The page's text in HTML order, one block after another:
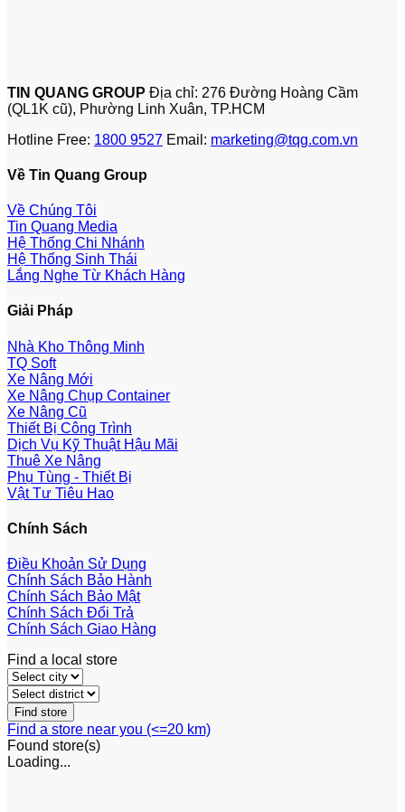
TIN QUANG GROUP Địa chỉ: 276 Đường Hoàng Cầm
(QL1K cũ), Phường Linh Xuân, TP.HCM
Hotline Free: 1800 9527 Email: marketing@tqg.com.vn
Về Tin Quang Group
Về Chúng Tôi
Tin Quang Media
Hệ Thống Chi Nhánh
Hệ Thống Sinh Thái
Lắng Nghe Từ Khách Hàng
Giải Pháp
Nhà Kho Thông Minh
TQ Soft
Xe Nâng Mới
Xe Nâng Chụp Container
Xe Nâng Cũ
Thiết Bị Công Trình
Dịch Vụ Kỹ Thuật Hậu Mãi
Thuê Xe Nâng
Phụ Tùng - Thiết Bị
Vật Tư Tiêu Hao
Chính Sách
Điều Khoản Sử Dụng
Chính Sách Bảo Hành
Chính Sách Bảo Mật
Chính Sách Đổi Trả
Chính Sách Giao Hàng
Find a local store
Find a store near you (<=20 km)
Found store(s)
Loading...